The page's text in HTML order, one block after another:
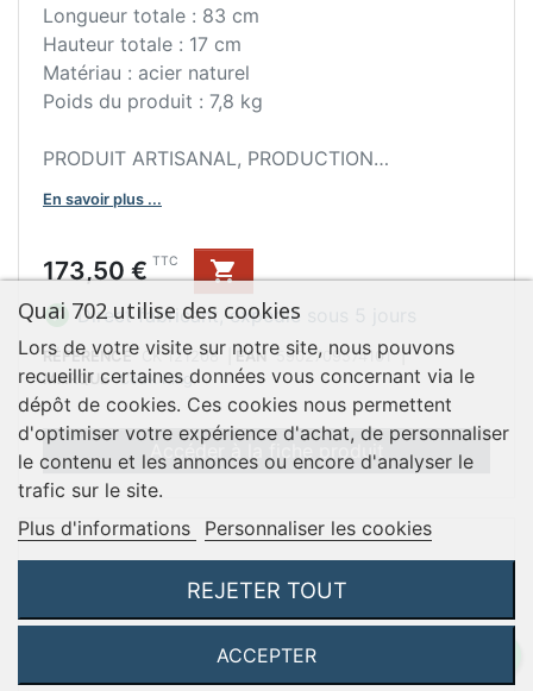
Longueur totale : 83 cm
Hauteur totale : 17 cm
Matériau : acier naturel
Poids du produit : 7,8 kg
PRODUIT ARTISANAL, PRODUCTION
Description du produit :
La plaque de cuisson de la marque COOK KING
est une bonne alternative au gril traditionnel. Elle
le cadre vertical des foyers BANDITO et
MONTANA X.
La plaque de cuisson est équipée d'une poignée
qui permet de la soulever et de la faire pivoter
de manière pratique et en toute sécurité. Ce
produit est idéal pour faire frire des ufs, du
bacon, des crêpes et du pain grillé, ce qui
garantit d'introduire de la variété dans tout menu
La plaque de cuisson a été fabriquée en acier
brut, qui n'a été recouvert d'aucun revêtement
En savoir plus ...
Prix
173,50 € TTC

 Direct fabricant, expédié sous 5 jours
RÉFÉRENCE CK 121208 EAN 5902709574101 |
MARQUE Cook King
Accéder à la fiche produit
Quai 702 utilise des cookies
Lors de votre visite sur notre site, nous pouvons
recueillir certaines données vous concernant via le
dépôt de cookies. Ces cookies nous permettent
d'optimiser votre expérience d'achat, de personnaliser
le contenu et les annonces ou encore d'analyser le
trafic sur le site.
Plus d'informations
Personnaliser les cookies
REJETER TOUT
ACCEPTER